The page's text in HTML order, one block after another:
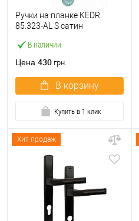
В наличии
Ручки на планке KEDR
85.323-AL S сатин
Цена 430 грн.
В корзину
Купить в 1 клик
Хит продаж